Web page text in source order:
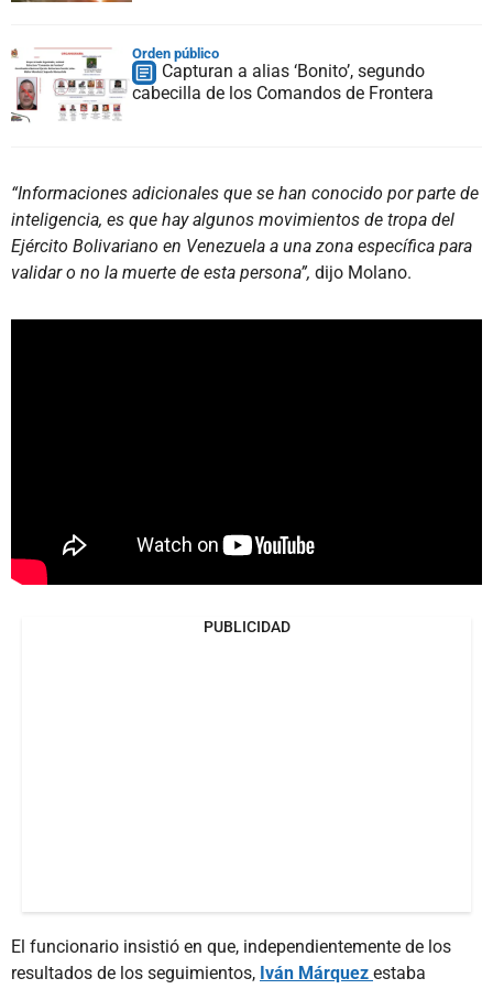
Orden público
Capturan a alias ‘Bonito’, segundo
cabecilla de los Comandos de Frontera
“Informaciones adicionales que se han conocido por parte de
inteligencia, es que hay algunos movimientos de tropa del
Ejército Bolivariano en Venezuela a una zona específica para
validar o no la muerte de esta persona”, dijo Molano.
PUBLICIDAD
El funcionario insistió en que, independientemente de los
resultados de los seguimientos, Iván Márquez estaba